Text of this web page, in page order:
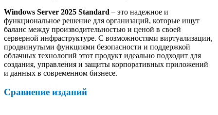
Windows Server 2025 Standard – это надежное и
функциональное решение для организаций, которые ищут
баланс между производительностью и ценой в своей
серверной инфраструктуре. С возможностями виртуализации,
продвинутыми функциями безопасности и поддержкой
облачных технологий этот продукт идеально подходит для
создания, управления и защиты корпоративных приложений
и данных в современном бизнесе.
Сравнение изданий